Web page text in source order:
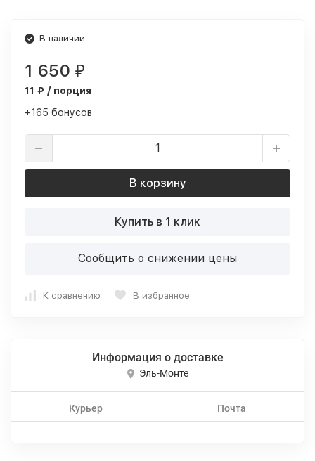
В наличии
1 650 ₽
11 ₽ / порция
+165 бонусов
В корзину
Купить в 1 клик
Сообщить о снижении цены
К сравнению В избранное
Информация о доставке
Эль-Монте
Курьер Почта